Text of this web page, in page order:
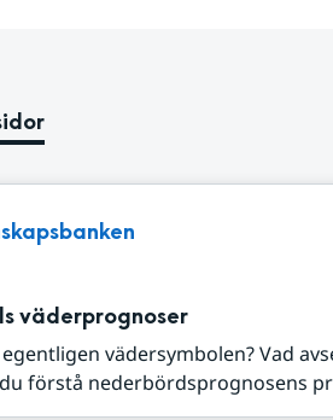
väderprognoser
vädersymbolen? Vad
förstå nederbördsprognosens